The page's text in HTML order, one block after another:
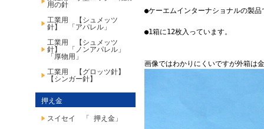
用の針
工業用 【シュメッツ
針】 「アパレル」
工業用 【シュメッツ
針】 「ノンアパレル」
「厚物用」
工業用 【グロッツ針】
【シンガー針】
押え金
スイセイ 「 押え金」
●ケーエムインターナショナルの製品
●1箱に12枚入っています。
画像ではわかりにくいですが外箱は